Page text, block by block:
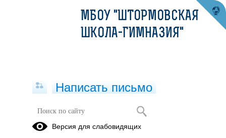
МБОУ "ШТОРМОВСКАЯ
ШКОЛА-ГИМНАЗИЯ"
Написать письмо
Версия для слабовидящих